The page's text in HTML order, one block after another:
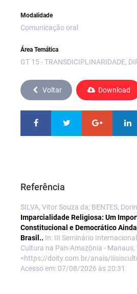
Modalidade
Comunicação oral
Área Temática
GT 15 - TRANSDICIPLINARIDADE,
Voltar Download
Referência
SILVA, Vitor Souza da; BENTES,
Imparcialidade Religiosa: Um
Constitucional e Democrático
Brasil.. In: III Seminário
Cultura na Pan-Amazônia - Manaus,
<https://doity.com.br/anais/
Acesso em: 07/08/2026 às 20:31